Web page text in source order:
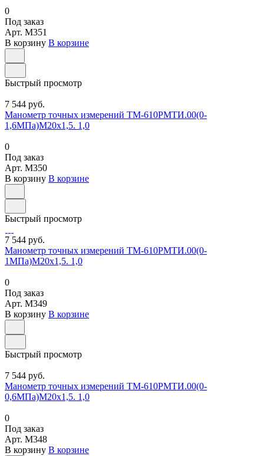
0
Под заказ
Арт. M351
В корзину В корзине
Быстрый просмотр
7 544 руб.
Манометр точных измерений ТМ-610РМТИ.00(0-
1,6МПа)М20х1,5. 1,0
0
Под заказ
Арт. M350
В корзину В корзине
Быстрый просмотр
7 544 руб.
Манометр точных измерений ТМ-610РМТИ.00(0-
1МПа)М20х1,5. 1,0
0
Под заказ
Арт. M349
В корзину В корзине
Быстрый просмотр
7 544 руб.
Манометр точных измерений ТМ-610РМТИ.00(0-
0,6МПа)М20х1,5. 1,0
0
Под заказ
Арт. M348
В корзину В корзине